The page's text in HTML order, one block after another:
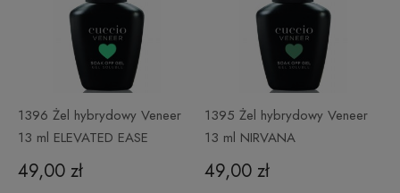
1396 Żel hybrydowy Veneer
13 ml ELEVATED EASE
49,00 zł
1395 Żel hybrydowy Veneer
13 ml NIRVANA
49,00 zł